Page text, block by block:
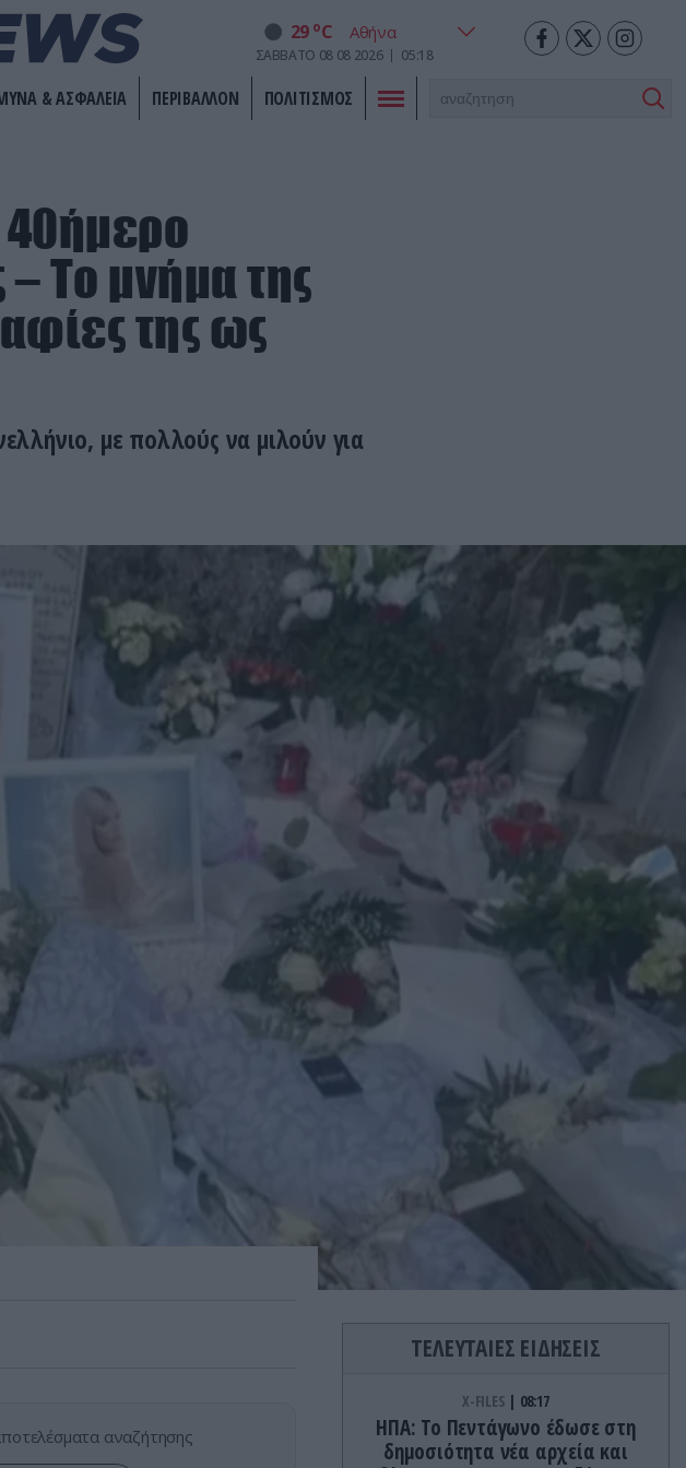
29 oC
ΣΑΒΒΑΤΟ 08 08 2026 05:18
& ΑΣΦΑΛΕΙΑ ΠΕΡΙΒΑΛΛΟΝ ΠΟΛΙΤΙΣΜΟΣ
Το μνήμα της
της ως
με πολλούς να μιλούν για
αναζήτησης
ΤΕΛΕΥΤΑΙΕΣ ΕΙΔΗΣΕΙΣ
X-FILES 08:17
HΠΑ: Το Πεντάγωνο έδωσε στη
δημοσιότητα νέα αρχεία και